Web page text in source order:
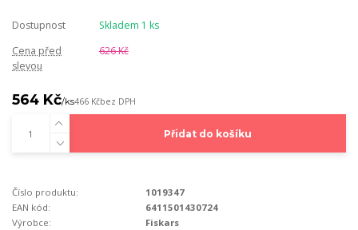
Dostupnost
Skladem 1 ks
Cena před
slevou
626 Kč
564 Kč/ks466 Kčbez DPH
Přidat do košíku
Číslo produktu:
1019347
EAN kód:
6411501430724
Výrobce:
Fiskars